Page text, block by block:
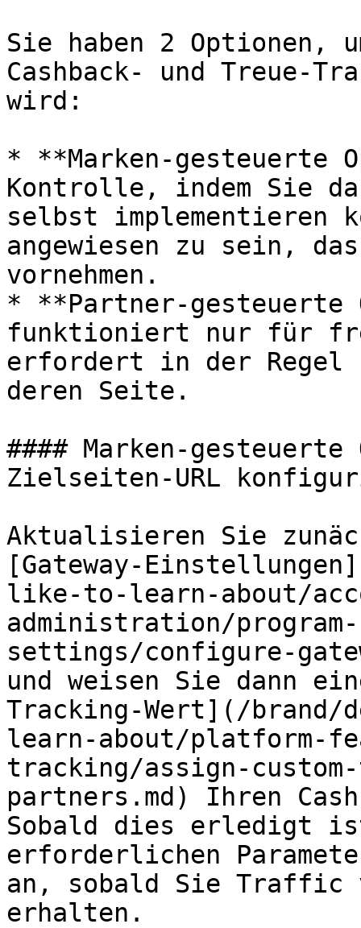
Sie haben 2 Optionen,
Cashback- und Treue-
wird:
* **Marken-gesteuerte
Kontrolle, indem Sie
selbst implementieren
angewiesen zu sein,
vornehmen.
* **Partner-gesteuerte
funktioniert nur für
erfordert in der Regel
deren Seite.
#### Marken-
Zielseiten-URL
Aktualisieren Sie
[Gateway-
like-to-learn-about/
administration/
settings/configure-
und weisen Sie dann
Tracking-Wert](/brand/
learn-about/platform-
tracking/assign-
partners.md) Ihren
Sobald dies erledigt
erforderlichen
an, sobald Sie Traffic
erhalten.